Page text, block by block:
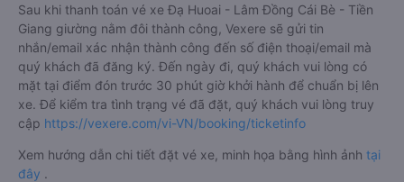
Sau khi thanh toán vé xe Đạ Huoai - Lâm Đồng Cái Bè - Tiền
Giang giường nằm đôi thành công, Vexere sẽ gửi tin
nhắn/email xác nhận thành công đến số điện thoại/email mà
quý khách đã đăng ký. Đến ngày đi, quý khách vui lòng có
mặt tại điểm đón trước 30 phút giờ khởi hành để chuẩn bị lên
xe. Để kiểm tra tình trạng vé đã đặt, quý khách vui lòng truy
cập https://vexere.com/vi-VN/booking/ticketinfo
Xem hướng dẫn chi tiết đặt vé xe, minh họa bằng hình ảnh tại
đây .